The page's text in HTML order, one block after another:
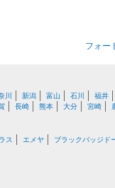
フォー
川 新潟 富山 石川 福井
長崎 熊本 大分 宮崎
ス エメヤ ブラックバッジド